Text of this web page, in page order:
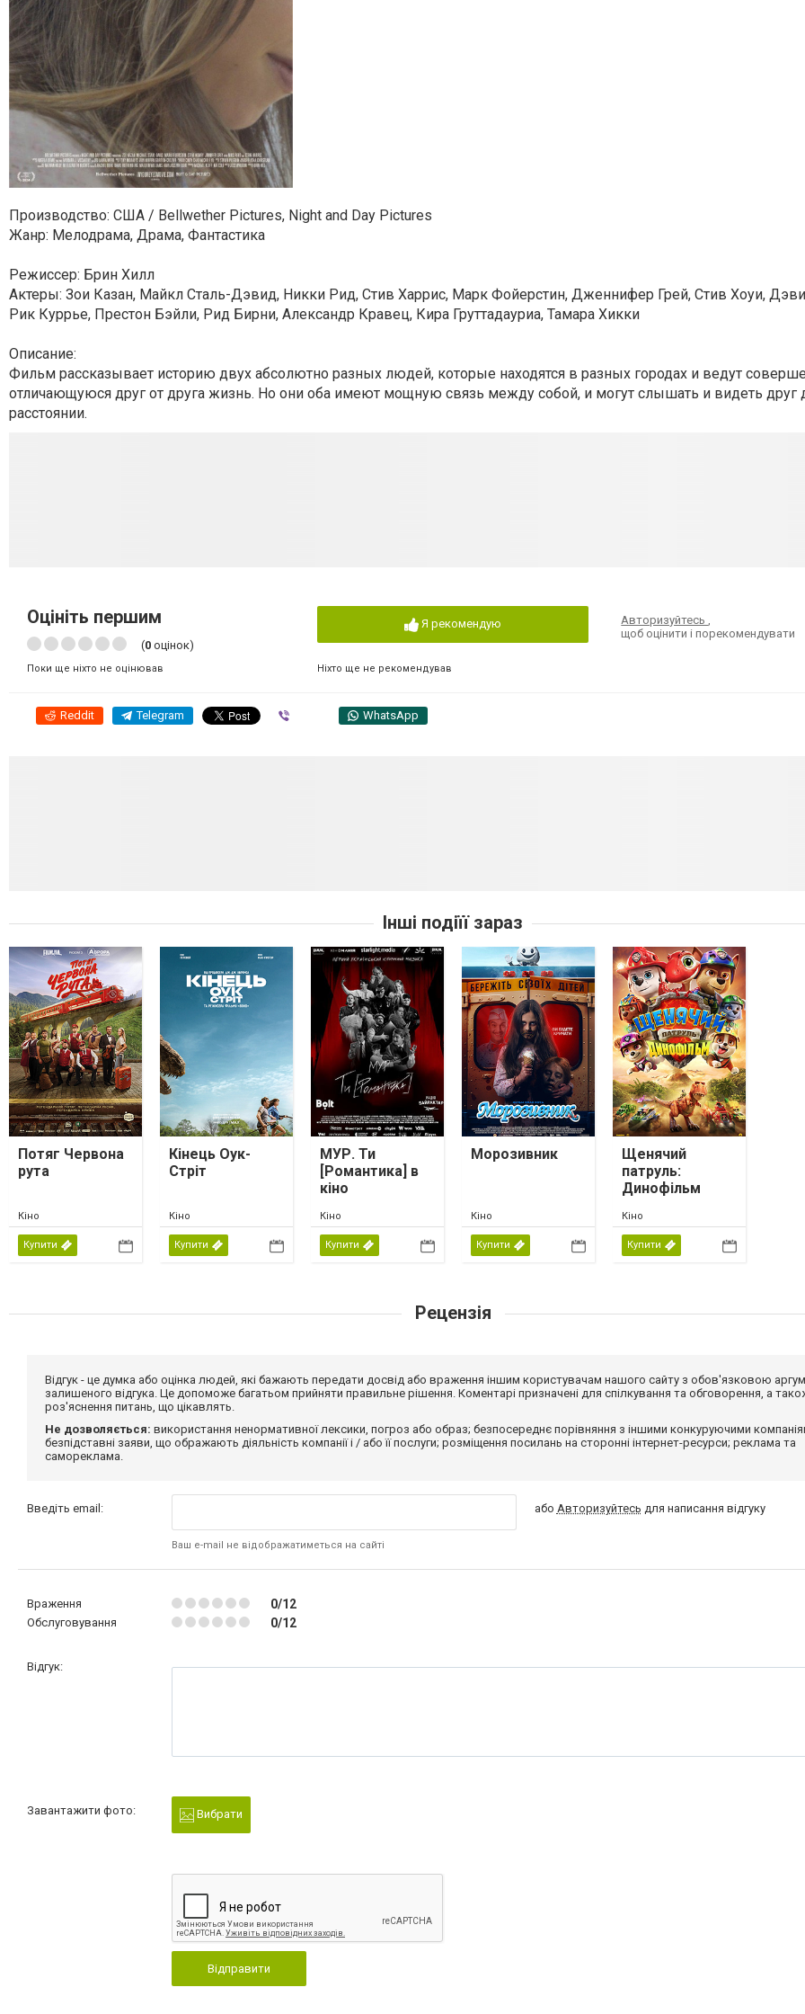
Производство: США / Bellwether Pictures, Night and Day Pictures
Жанр: Мелодрама, Драма, Фантастика
Режиссер: Брин Хилл
Актеры: Зои Казан, Майкл Сталь-Дэвид, Никки Рид, Стив Харрис, Марк Фойерстин, Дженнифер Грей, Стив Хоуи,
Рик Куррье, Престон Бэйли, Рид Бирни, Александр Кравец, Кира Груттадауриа, Тамара Хикки
Описание:
Фильм рассказывает историю двух абсолютно разных людей, которые находятся в разных городах и ведут
отличающуюся друг от друга жизнь. Но они оба имеют мощную связь между собой, и могут слышать и видеть друг
расстоянии.
Оцініть першим
(0 оцінок)
Поки ще ніхто не оцінював
Я рекомендую
Ніхто ще не рекомендував
Авторизуйтесь,
щоб оцінити і порекомендувати
Reddit Telegram WhatsApp
Інші подіїї зараз
Потяг Червона
рута
Кіно
Купити
Кінець Оук-
Стріт
Кіно
Купити
МУР. Ти
[Романтика] в
кіно
Кіно
Купити
Морозивник
Кіно
Купити
Щенячий
патруль:
Динофільм
Кіно
Купити
Рецензія
Відгук - це думка або оцінка людей, які бажають передати досвід або враження іншим користувачам нашого сайту з обов'язковою
залишеного відгука. Це допоможе багатьом прийняти правильне рішення. Коментарі призначені для спілкування та обговорення, а
роз'яснення питань, що цікавлять.
Не дозволяється: використання ненормативної лексики, погроз або образ; безпосереднє порівняння з іншими конкуруючими
безпідставні заяви, що ображають діяльність компанії і / або її послуги; розміщення посилань на сторонні інтернет-ресурси; реклама та
самореклама.
Введіть email:
Ваш e-mail не відображатиметься на сайті
або Авторизуйтесь для написання відгуку
Враження 0/12
Обслуговування 0/12
Відгук:
Завантажити фото: Вибрати
Відправити